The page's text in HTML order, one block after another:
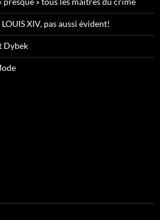
XIV, pas aussi évident!
Dybek